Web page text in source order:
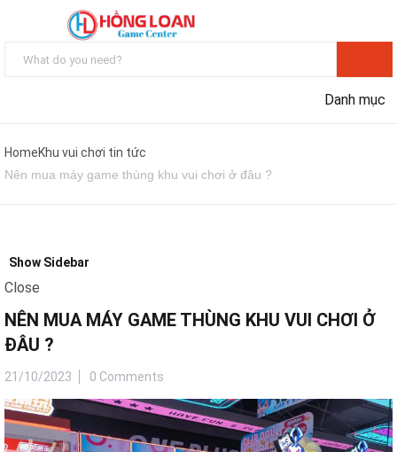
Danh mục
HomeKhu vui chơi tin tức
Nên mua máy game thùng khu vui chơi ở đâu ?
Show Sidebar
Close
NÊN MUA MÁY GAME THÙNG KHU VUI CHƠI Ở
ĐÂU ?
21/10/2023 0 Comments